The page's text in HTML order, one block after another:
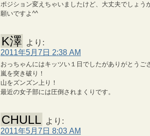
ポジション変えちゃいましたけど、大丈夫でしょう
願いですよ^^
K澤 より:
2011年5月7日 2:38 AM
おっちゃんにはキッツい１日でしたがありがとうご
嵐を突き破り！
山をズンズン上り！
最近の女子部には圧倒されまくりです。
CHULL より:
2011年5月7日 8:03 AM